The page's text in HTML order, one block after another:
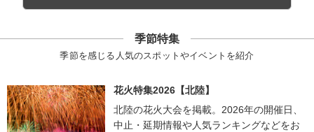
季節特集
季節を感じる人気のスポットやイベントを紹介
花火特集2026【北陸】
北陸の花火大会を掲載。2026年の開催日、
中止・延期情報や人気ランキングなどをお